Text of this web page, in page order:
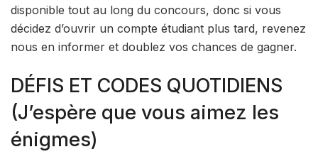
disponible tout au long du concours, donc si vous
décidez d’ouvrir un compte étudiant plus tard, revenez
nous en informer et doublez vos chances de gagner.
DÉFIS ET CODES QUOTIDIENS
(J’espère que vous aimez les
énigmes)